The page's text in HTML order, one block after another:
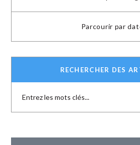
Parcourir par
RECHERCHER DES